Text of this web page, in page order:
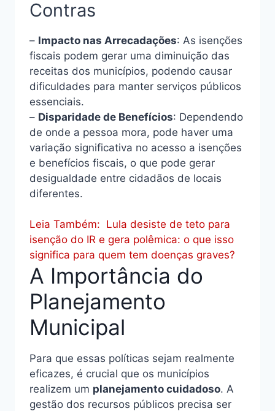
Contras
– Impacto nas Arrecadações: As isenções
fiscais podem gerar uma diminuição das
receitas dos municípios, podendo causar
dificuldades para manter serviços públicos
essenciais.
– Disparidade de Benefícios: Dependendo
de onde a pessoa mora, pode haver uma
variação significativa no acesso a isenções
e benefícios fiscais, o que pode gerar
desigualdade entre cidadãos de locais
diferentes.
Leia Também: Lula desiste de teto para
isenção do IR e gera polêmica: o que isso
significa para quem tem doenças graves?
A Importância do
Planejamento
Municipal
Para que essas políticas sejam realmente
eficazes, é crucial que os municípios
realizem um planejamento cuidadoso. A
gestão dos recursos públicos precisa ser